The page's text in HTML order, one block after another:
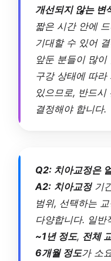
개선되지 않는 변
짧은 시간 안에
기대할 수 있어
앞둔 분들이 많
구강 상태에 따
있으므로, 반드
결정해야 합니다.
Q2: 치아교정은
A2: 치아교정기
범위, 선택하는
다양합니다. 일반
~1년 정도, 전체
6개월 정도가 소